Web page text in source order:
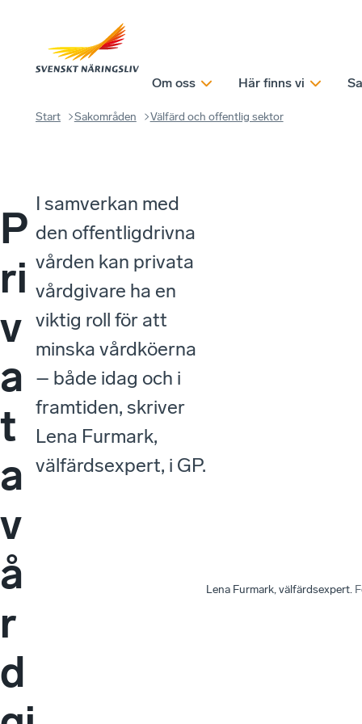
Om oss Här finns vi
Start Sakområden Välfärd och offentlig sektor
P
ri
v
a
t
a
v
å
r
d
I samverkan med
den offentligdrivna
vården kan privata
vårdgivare ha en
viktig roll för att
minska vårdköerna
– både idag och i
framtiden, skriver
Lena Furmark,
välfärdsexpert, i GP.
Lena Furmark, välfärdsexpert.